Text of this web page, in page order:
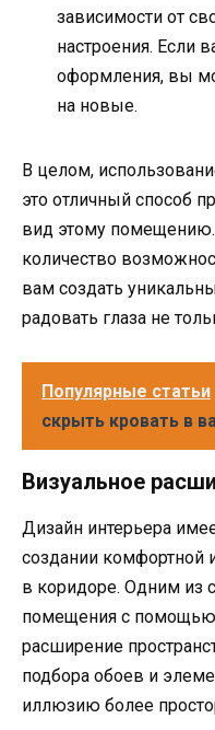
зависимости от
настроения. Если
оформления, вы
на новые.
В целом,
это отличный способ
вид этому
количество
вам создать
радовать глаза не
Популярные статьи
скрыть кровать в
Визуальное
Дизайн интерьера
создании комфортной
в коридоре. Одним из
помещения с помощью
расширение
подбора обоев и
иллюзию более